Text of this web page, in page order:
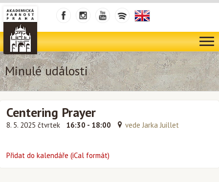
Minulé události
Centering Prayer
8. 5. 2025 čtvrtek 16:30 - 18:00 vede Jarka Juillet
Přidat do kalendáře (iCal formát)